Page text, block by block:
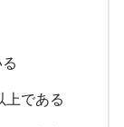
上である